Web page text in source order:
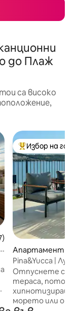
до Плаж
са високо
4,98 от 5,
Най-популярен
Избор на
Апартамент –
ji
Pina&Yucca |
на пешеходно
Отпуснете се
тераса,
морето или